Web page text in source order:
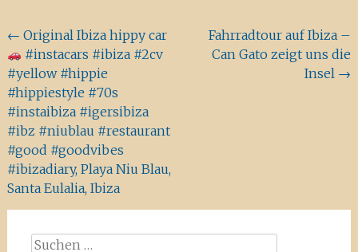
Beitragsnavigation
← Original Ibiza hippy car
#instacars #ibiza #2cv
#yellow #hippie
#hippiestyle #70s
#instaibiza #igersibiza
#ibz #niublau #restaurant
#good #goodvibes
#ibizadiary, Playa Niu Blau,
Santa Eulalia, Ibiza
Fahrradtour auf Ibiza –
Can Gato zeigt uns die
Insel →
Suchen